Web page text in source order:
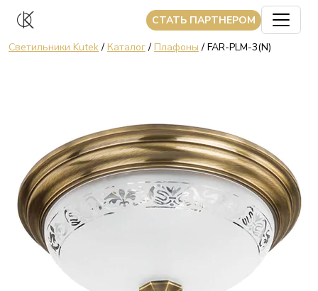
CТАТЬ ПАРТНЕРОМ
Светильники Kutek/ Каталог/ Плафоны / FAR-PLM-3(N)